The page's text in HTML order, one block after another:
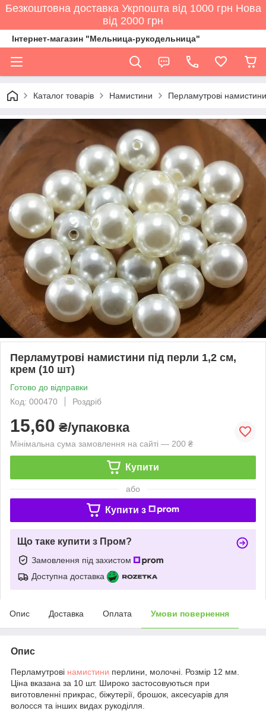
Безкоштовна доставка Укрпошта від 1000 грн Нова
від 2000 грн
Інтернет-магазин "Мельница-рукодельница"
Каталог товарів Намистини Перламутрові
Перламутрові намистини під перли 1,2 см,
крем (10 шт)
Готово до відправки
Код: 000470
Роздріб
15,60 ₴/упаковка
Мінімальна сума замовлення на сайті — 200 ₴
Купити
або
Купити з
Що таке купити з Пром?
Замовлення під захистом
Доступна доставка
Опис Доставка Оплата Умови повернення
Опис
Перламутрові намистини перлини, молочні. Розмір 12 мм.
Ціна вказана за 10 шт. Широко застосовуються при
виготовленні прикрас, біжутерії, брошок, аксесуарів для
волосся та інших видах рукоділля.